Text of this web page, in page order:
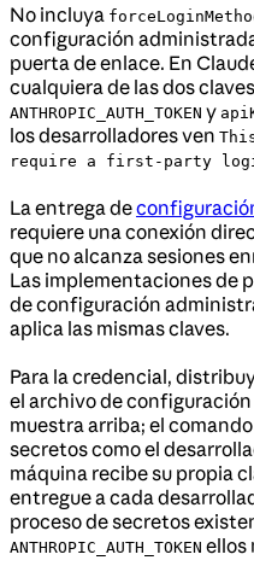
No incluya
configuración
puerta de enlace. En
cualquiera de las dos
ANTHROPIC_AUTH_TOKEN y
los desarrolladores ven
require a first-party
La entrega de
requiere una conexión
que no alcanza sesiones
Las implementaciones de
de configuración
aplica las mismas claves.
Para la credencial,
el archivo de
muestra arriba; el
secretos como el
máquina recibe su propia
entregue a cada
proceso de secretos
ANTHROPIC_AUTH_TOKEN ellos